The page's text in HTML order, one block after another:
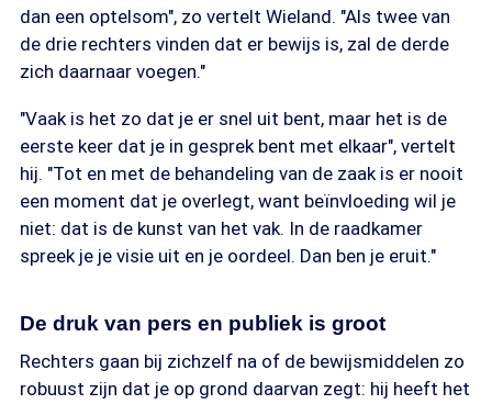
dan een optelsom", zo vertelt Wieland. "Als twee van
de drie rechters vinden dat er bewijs is, zal de derde
zich daarnaar voegen."
"Vaak is het zo dat je er snel uit bent, maar het is de
eerste keer dat je in gesprek bent met elkaar", vertelt
hij. "Tot en met de behandeling van de zaak is er nooit
een moment dat je overlegt, want beïnvloeding wil je
niet: dat is de kunst van het vak. In de raadkamer
spreek je je visie uit en je oordeel. Dan ben je eruit."
De druk van pers en publiek is groot
Rechters gaan bij zichzelf na of de bewijsmiddelen zo
robuust zijn dat je op grond daarvan zegt: hij heeft het